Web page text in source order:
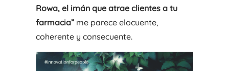
Rowa, el imán que atrae clientes a tu
farmacia”me parece elocuente,
coherente y consecuente.